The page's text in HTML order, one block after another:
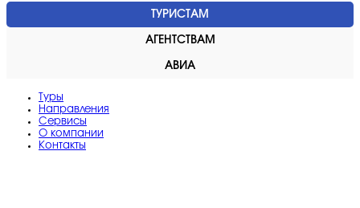
ТУРИСТАМ
АГЕНТСТВАМ
АВИА
Туры
Направления
Сервисы
O компании
Контакты